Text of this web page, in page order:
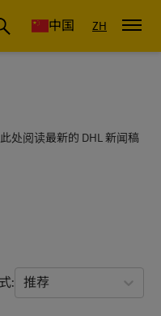
公司 中国 ZH
处阅读最新的 DHL 新闻稿
推荐